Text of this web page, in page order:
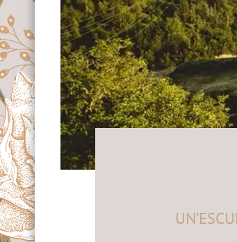
Merano
& Alpinismo
in bicicletta
a Merano